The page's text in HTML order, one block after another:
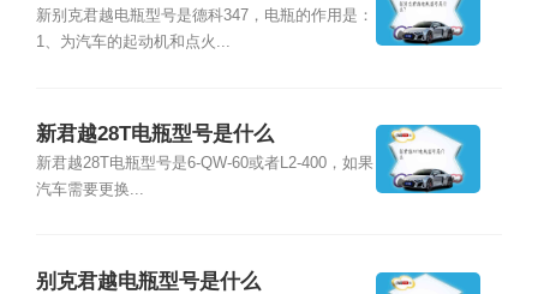
新别克君越电瓶型号是德科347，电瓶的作用是：
1、为汽车的起动机和点火...
新君越28T电瓶型号是什么
新君越28T电瓶型号是6-QW-60或者L2-400，如果
汽车需要更换...
别克君越电瓶型号是什么